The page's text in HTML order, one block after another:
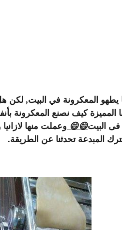
يطهو المعكرونة في البيت,
المميزة كيف نصنع المعكرونة
فى البيت😄
😄 وعملت منها